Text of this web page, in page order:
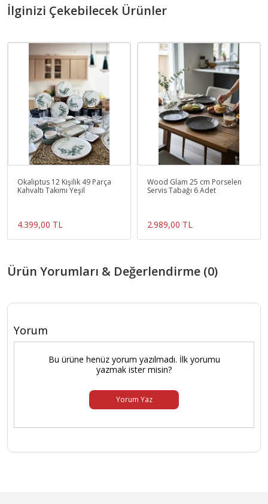
İlginizi Çekebilecek Ürünler
Okaliptus 12 Kişilik 49 Parça
Kahvaltı Takımı Yeşil
4.399,00 TL
Wood Glam 25 cm Porselen
Servis Tabağı 6 Adet
2.989,00 TL
Ürün Yorumları & Değerlendirme (0)
Yorum
Bu ürüne henüz yorum yazılmadı. İlk yorumu
yazmak ister misin?
Yorum Yaz